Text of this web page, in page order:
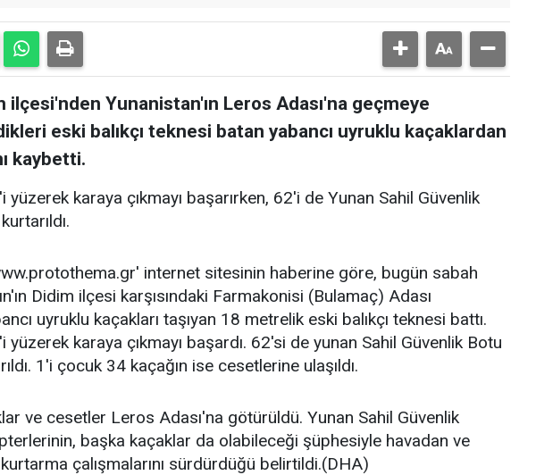
ilçesi'nden Yunanistan'ın Leros Adası'na geçmeye
eski balıkçı teknesi batan yabancı uyruklu kaçaklardan
kaybetti.
yüzerek karaya çıkmayı başarırken, 62'i de Yunan Sahil Güvenlik
internet sitesinin haberine göre, bugün sabah
Didim ilçesi karşısındaki Farmakonisi (Bulamaç) Adası
uyruklu kaçakları taşıyan 18 metrelik eski balıkçı teknesi battı.
yüzerek karaya çıkmayı başardı. 62'si de yunan Sahil Güvenlik Botu
1'i çocuk 34 kaçağın ise cesetlerine ulaşıldı.
ve cesetler Leros Adası'na götürüldü. Yunan Sahil Güvenlik
başka kaçaklar da olabileceği şüphesiyle havadan ve
çalışmalarını sürdürdüğü belirtildi.(DHA)